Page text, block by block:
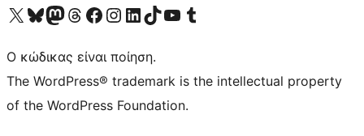
Visit our X (formerly Twitter) account
Visit our Bluesky account
Επισκεφθείτε τον λογαριασμό μας στο Mastodon
Visit our Threads account
Επισκεφτείτε τη σελίδα μας στο Facebook
Επισκεφθείτε τον λογαριασμό μας Instagram
Επισκεφθείτε τον λογαριασμό μας LinkedIn
Visit our TikTok account
Visit our YouTube channel
Visit our Tumblr account
Ο κώδικας είναι ποίηση.
The WordPress® trademark is the intellectual property
of the WordPress Foundation.